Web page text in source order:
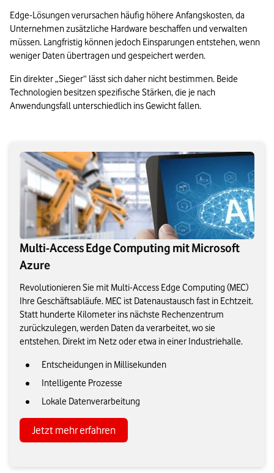
Edge-Lösungen verursachen häufig höhere Anfangskosten, da
Unternehmen zusätzliche Hardware beschaffen und verwalten
müssen. Langfristig können jedoch Einsparungen entstehen, wenn
weniger Daten übertragen und gespeichert werden.
Ein direkter „Sieger“ lässt sich daher nicht bestimmen. Beide
Technologien besitzen spezifische Stärken, die je nach
Anwendungsfall unterschiedlich ins Gewicht fallen.
Multi-Access Edge Computing mit Microsoft
Azure
Revolutionieren Sie mit Multi-Access Edge Computing (MEC)
Ihre Geschäftsabläufe. MEC ist Datenaustausch fast in Echtzeit.
Statt hunderte Kilometer ins nächste Rechenzentrum
zurückzulegen, werden Daten da verarbeitet, wo sie
entstehen. Direkt im Netz oder etwa in einer Industriehalle.
Entscheidungen in Millisekunden
Intelligente Prozesse
Lokale Datenverarbeitung
Jetzt mehr erfahren